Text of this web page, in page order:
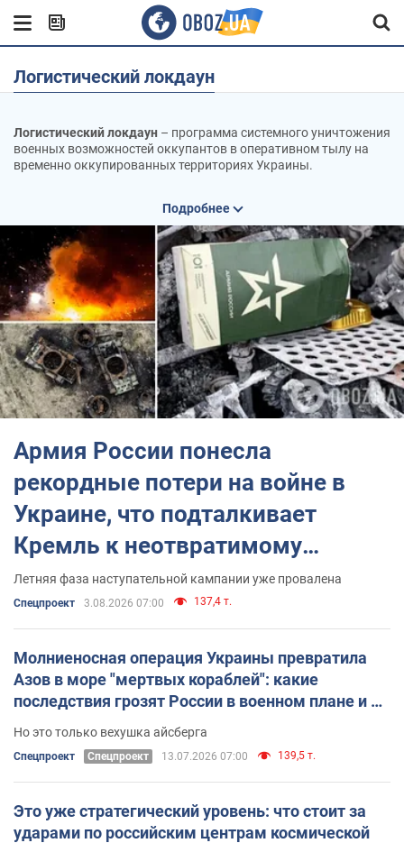
Логистический локдаун
Логистический локдаун – программа системного уничтожения
военных возможностей оккупантов в оперативном тылу на
временно оккупированных территориях Украины.
полностью заблокировать логистические маршруты врага с
помощью дальнобойных средств.
Программа имеет два этапа:
Наращивание ударов (Middle Strike) : МОУ выделило
дополнительные 5 млрд грн на закупку современных средств
поражения для работы в глубоком тылу врага. Средства
распределяются среди бригад, которые показали свою
эффективность. Распределение происходит через систему
"еБалы".
Централизованные закупки: для обеспечения потребностей
средств.
Подробнее
Армия России понесла
рекордные потери на войне в
Украине, что подталкивает
Кремль к неотвратимому
решению: анализ за месяц
Летняя фаза наступательной кампании уже провалена
Спецпроект 3.08.2026 07:00 137,4 т.
Молниеносная операция Украины превратила
Азов в море "мертвых кораблей": какие
последствия грозят России в военном плане и не
Но это только вехушка айсберга
Спецпроект Спецпроект 13.07.2026 07:00 139,5 т.
Это уже стратегический уровень: что стоит за
ударами по российским центрам космической